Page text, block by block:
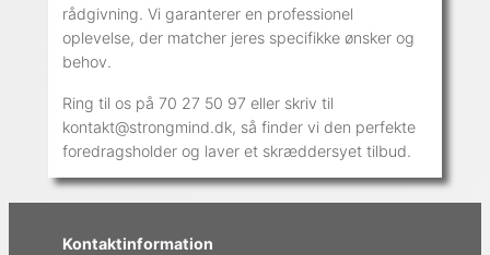
rådgivning. Vi garanterer en professionel
oplevelse, der matcher jeres specifikke ønsker og
behov.
Ring til os på 70 27 50 97 eller skriv til
kontakt@strongmind.dk, så finder vi den perfekte
foredragsholder og laver et skræddersyet tilbud.
Kontaktinformation